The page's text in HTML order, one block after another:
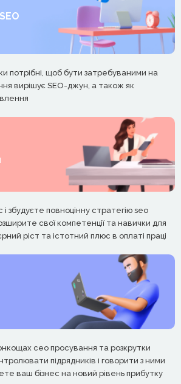
потрібні, щоб бути затребуваними на
вирішує SEO-джун, а також як
збудуєте повноцінну стратегію seo
свої компетенції та навички для
ріст та істотний плюс в оплаті праці
сео просування та розкрутки
підрядників і говорити з ними
ваш бізнес на новий рівень прибутку